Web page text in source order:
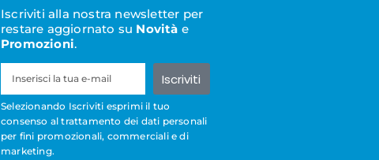
Iscriviti alla nostra newsletter per
restare aggiornato su Novità e
Promozioni.
Iscriviti
Selezionando Iscriviti esprimi il tuo
consenso al trattamento dei dati personali
per fini promozionali, commerciali e di
marketing.